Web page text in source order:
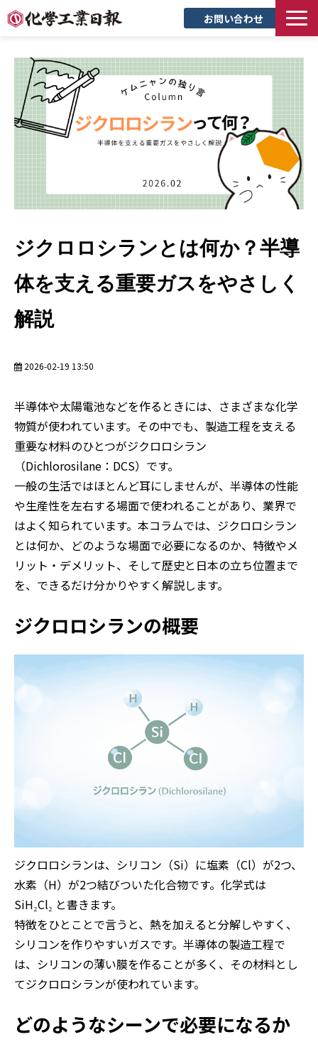
お問い合わせ
新聞について
サービス
トピックス
創立90周年記念サイト
ジクロロシランとは何か？半導
体を支える重要ガスをやさしく
解説
2026-02-19 13:50
半導体や太陽電池などを作るときには、さまざまな化学
物質が使われています。その中でも、製造工程を支える
重要な材料のひとつがジクロロシラン
（Dichlorosilane：DCS）です。
一般の生活ではほとんど耳にしませんが、半導体の性能
や生産性を左右する場面で使われることがあり、業界で
はよく知られています。本コラムでは、ジクロロシラン
とは何か、どのような場面で必要になるのか、特徴やメ
リット・デメリット、そして歴史と日本の立ち位置まで
を、できるだけ分かりやすく解説します。
ジクロロシランの概要
ジクロロシランは、シリコン（Si）に塩素（Cl）が2つ、
水素（H）が2つ結びついた化合物です。化学式は
SiH₂Cl₂ と書きます。
特徴をひとことで言うと、熱を加えると分解しやすく、
シリコンを作りやすいガスです。半導体の製造工程で
は、シリコンの薄い膜を作ることが多く、その材料とし
てジクロロシランが使われています。
どのようなシーンで必要になるか